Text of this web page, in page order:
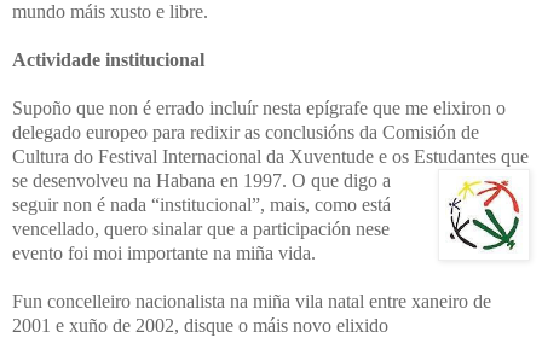
mundo máis xusto e libre.
Actividade institucional
Supoño que non é errado incluír nesta epígrafe que me elixiron o
delegado europeo para redixir as conclusións da Comisión de
Cultura do Festival Internacional da Xuventude e os Estudantes que
se desenvolveu na Habana en 1997. O que digo a
seguir non é nada “institucional”, mais, como está
vencellado, quero sinalar que a participación nese
evento foi moi importante na miña vida.
Fun concelleiro nacionalista na miña vila natal entre xaneiro de
2001 e xuño de 2002, disque o máis novo elixido